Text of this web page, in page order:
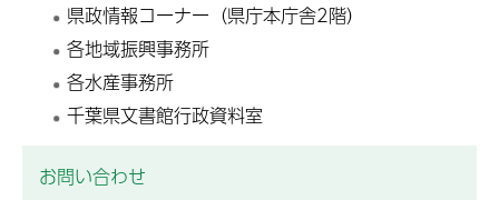
県政情報コーナー（県庁本庁舎2階）
各地域振興事務所
各水産事務所
千葉県文書館行政資料室
お問い合わせ